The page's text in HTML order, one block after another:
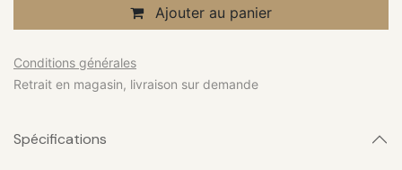
Ajouter au panier
Conditions générales
Retrait en magasin, livraison sur demande
Spécifications